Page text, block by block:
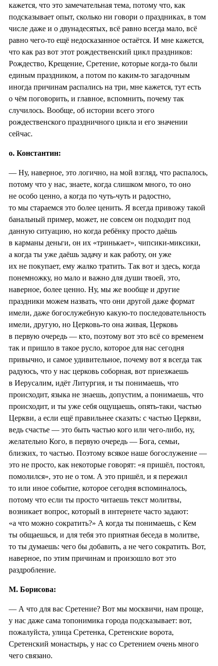
кажется, что это замечательная тема, потому что, как
подсказывает опыт, сколько ни говори о праздниках, в том
числе даже и о двунадесятых, всё равно всегда мало, всё
равно чего-то ещё недосказанное остаётся. И мне кажется,
что как раз вот этот рождественский цикл праздников:
Рождество, Крещение, Сретение, которые когда-то были
единым праздником, а потом по каким-то загадочным
иногда причинам распались на три, мне кажется, тут есть
о чём поговорить, и главное, вспомнить, почему так
случилось. Вообще, об истории всего этого
рождественского праздничного цикла и его значении
сейчас.
о. Константин:
— Ну, наверное, это логично, на мой взгляд, что распалось,
потому что у нас, знаете, когда слишком много, то оно
не особо ценно, а когда по чуть-чуть и радостно,
то мы стараемся это более ценить. Я всегда привожу такой
банальный пример, может, не совсем он подходит под
данную ситуацию, но когда ребёнку просто даёшь
в карманы деньги, он их «тринькает», чипсики-миксики,
а когда ты уже даёшь задачу и как работу, он уже
их не покупает, ему жалко тратить. Так вот и здесь, когда
понемножку, но мало и важно для души твоей, это,
наверное, более ценно. Ну, мы же вообще и другие
праздники можем назвать, что они другой даже формат
имели, даже богослужебную какую-то последовательность
имели, другую, но Церковь-то она живая, Церковь
в первую очередь — кто, поэтому вот это всё со временем
так и пришло в такое русло, которое для нас сегодня
привычно, и самое удивительное, почему вот я всегда так
радуюсь, что у нас церковь соборная, вот приезжаешь
в Иерусалим, идёт Литургия, и ты понимаешь, что
происходит, языка не знаешь, допустим, а понимаешь, что
происходит, и ты уже себя ощущаешь, опять-таки, частью
Церкви, а если ещё правильнее сказать: с частью Церкви,
ведь счастье — это быть частью кого или чего-либо, ну,
желательно Кого, в первую очередь — Бога, семьи,
близких, то частью. Поэтому всякое наше богослужение —
это не просто, как некоторые говорят: «я пришёл, постоял,
помолился», это не о том. А это пришёл, и я пережил
то или иное событие, которое сегодня вспоминалось,
потому что если ты просто читаешь текст молитвы,
возникает вопрос, который в интернете часто задают:
«а что можно сократить?» А когда ты понимаешь, с Кем
ты общаешься, и для тебя это приятная беседа в молитве,
то ты думаешь: чего бы добавить, а не чего сократить. Вот,
наверное, по этим причинам и произошло вот это
раздробление.
М. Борисова:
— А что для вас Сретение? Вот мы москвичи, нам проще,
у нас даже сама топонимика города подсказывает: вот,
пожалуйста, улица Сретенка, Сретенские ворота,
Сретенский монастырь, у нас со Сретением очень много
чего связано.